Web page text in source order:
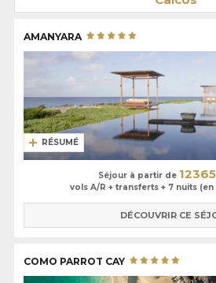
AMANYARA
RÉSUMÉ
Séjour à partir de
vols A/R + transferts + 7 nuits
DÉCOUVRIR CE
COMO PARROT CAY